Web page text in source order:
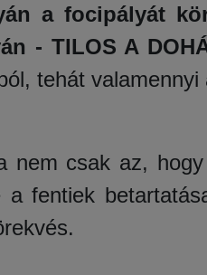
a focipályát
- TILOS A
tehát
nem csak az,
fentiek